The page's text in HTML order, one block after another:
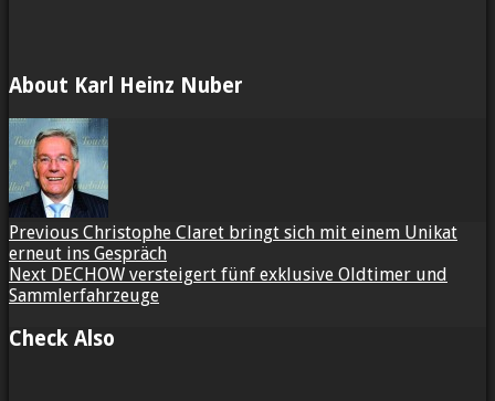
About Karl Heinz Nuber
Previous Christophe Claret bringt sich mit einem Unikat
erneut ins Gespräch
Next DECHOW versteigert fünf exklusive Oldtimer und
Sammlerfahrzeuge
Check Also